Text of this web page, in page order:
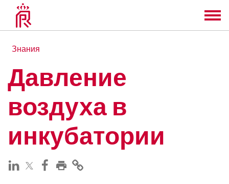
Знания
Давление
воздуха в
инкубатории